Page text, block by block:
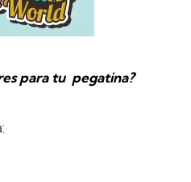
para tu pegatina?